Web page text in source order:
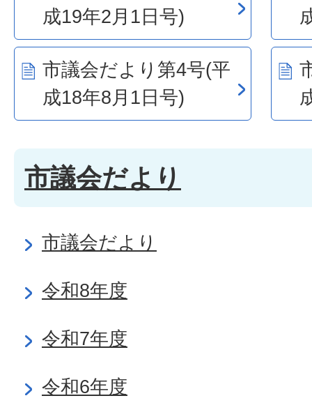
成19年2月1日号)
市議会だより第4号(平
成18年8月1日号)
市議会だより
市議会だより
令和8年度
令和7年度
令和6年度